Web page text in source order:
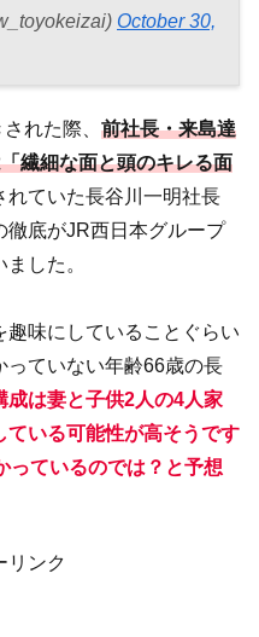
October 30,
れた際、 前社長・来島達
繊細な面と頭のキレる面
れていた長谷川一明社長
徹底がJR西日本グループ
した。
味にしていることぐらい
っていない年齢66歳の長
成は妻と子供2人の4人家
いる可能性が高そうです
っているのでは？と予想
リンク